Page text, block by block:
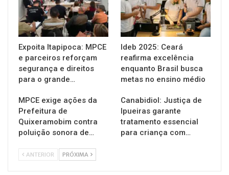
Expoita Itapipoca: MPCE
e parceiros reforçam
segurança e direitos
para o grande…
Ideb 2025: Ceará
reafirma excelência
enquanto Brasil busca
metas no ensino médio
MPCE exige ações da
Prefeitura de
Quixeramobim contra
poluição sonora de…
Canabidiol: Justiça de
Ipueiras garante
tratamento essencial
para criança com…
ANTERIOR PRÓXIMA